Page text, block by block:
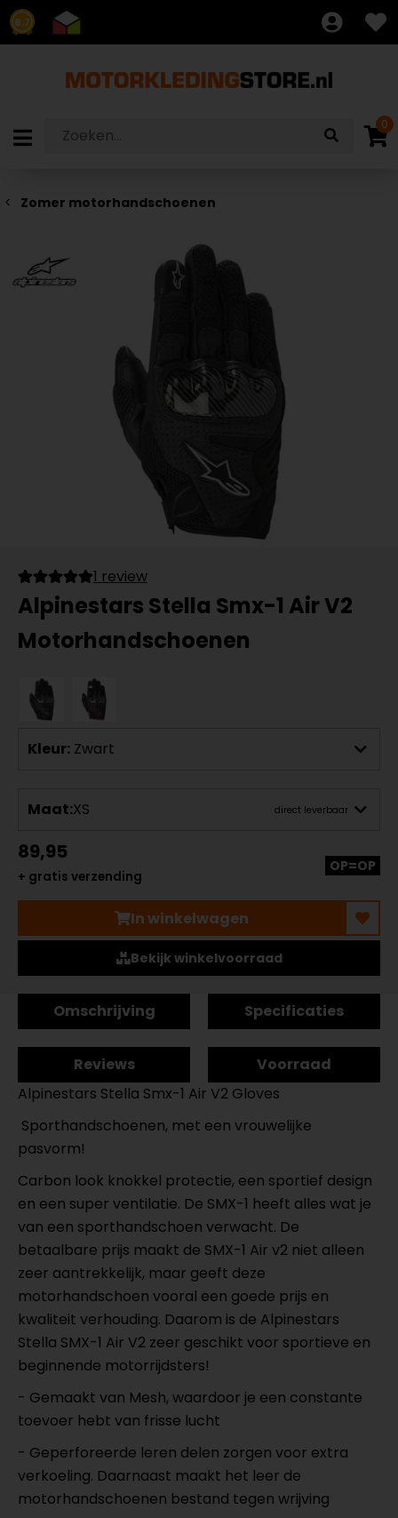
8.7
0
Zomer motorhandschoenen
1 review
Alpinestars Stella Smx-1 Air V2
Motorhandschoenen
Kleur: Zwart
Maat:XS direct leverbaar
89,95
+ gratis verzending
OP=OP
In winkelwagen
Bekijk winkelvoorraad
Omschrijving Specificaties
Reviews
Voorraad
Alpinestars Stella Smx-1 Air V2 Gloves
Sporthandschoenen, met een vrouwelijke
pasvorm!
Carbon look knokkel protectie, een sportief design
en een super ventilatie. De SMX-1 heeft alles wat je
van een sporthandschoen verwacht. De
betaalbare prijs maakt de SMX-1 Air v2 niet alleen
zeer aantrekkelijk, maar geeft deze
motorhandschoen vooral een goede prijs en
kwaliteit verhouding. Daarom is de Alpinestars
Stella SMX-1 Air V2 zeer geschikt voor sportieve en
beginnende motorrijdsters!
- Gemaakt van Mesh, waardoor je een constante
toevoer hebt van frisse lucht
- Geperforeerde leren delen zorgen voor extra
verkoeling. Daarnaast maakt het leer de
motorhandschoenen bestand tegen wrijving